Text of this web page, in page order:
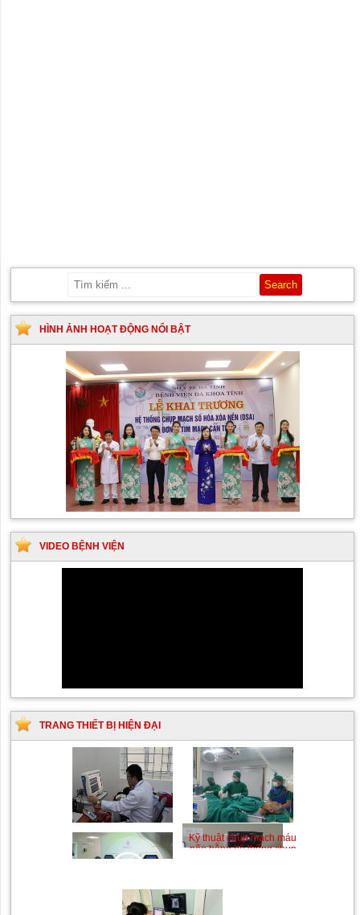
HÌNH ẢNH HOẠT ĐỘNG NỔI BẬT
VIDEO BỆNH VIỆN
TRANG THIẾT BỊ HIỆN ĐẠI
Siêu âm Doppler xuyên
sọ
Kỹ thuật chụp mạch máu
não bằng hệ thống chụp